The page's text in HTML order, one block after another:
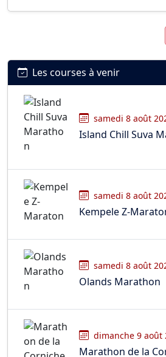
Les courses à venir
samedi 8 août
Island Chill Suva
samedi 8 août
Kempele Z-
samedi 8 août
Olands Marathon
dimanche 9 août
Marathon de la